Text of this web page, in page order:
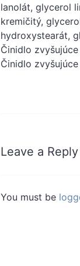
lanolát, glycerol
kremičitý,
hydroxystearát,
Činidlo
Činidlo
Leave a Reply
You must be